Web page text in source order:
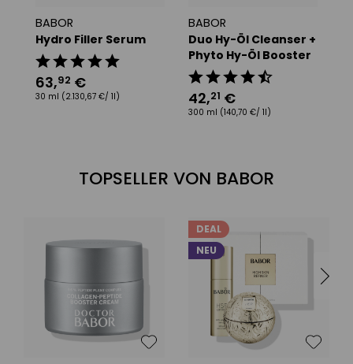
BABOR
Hydro Filler Serum
63,92 €
30 ml (2.130,67 €/ 1l)
BABOR
Duo Hy-Öl Cleanser +
Phyto Hy-Öl Booster
42,21 €
300 ml (140,70 €/ 1l)
TOPSELLER VON BABOR
DEAL
NEU